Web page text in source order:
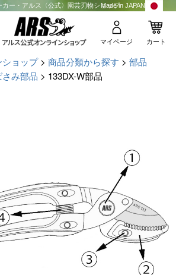
ー・アルス〈公式〉園芸刃物ショップMade in JAPAN
マイページ カート
ョップ 商品分類から探す
部品
み部品 133DX-W部品